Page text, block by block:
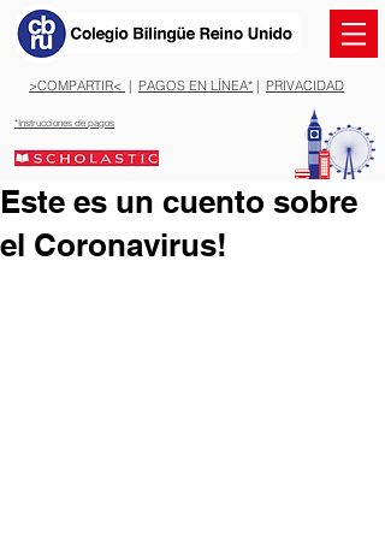
>COMPARTIR< | PAGOS EN LÍNEA* | PRIVACIDAD
*Instrucciones de pagos
Este es un cuento sobre
el Coronavirus!